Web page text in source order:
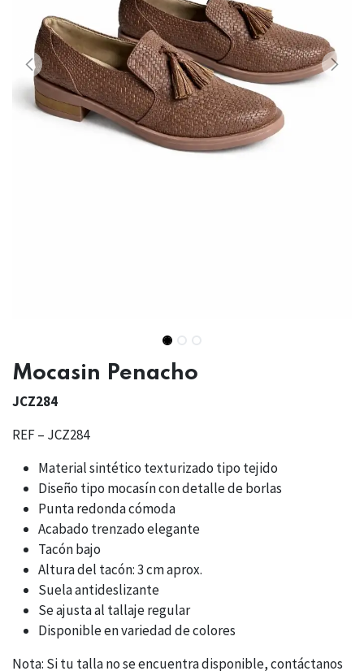
Mocasin Penacho
JCZ284
REF – JCZ284
Material sintético texturizado tipo tejido
Diseño tipo mocasín con detalle de borlas
Punta redonda cómoda
Acabado trenzado elegante
Tacón bajo
Altura del tacón: 3 cm aprox.
Suela antideslizante
Se ajusta al tallaje regular
Disponible en variedad de colores
Nota: Si tu talla no se encuentra disponible, contáctanos